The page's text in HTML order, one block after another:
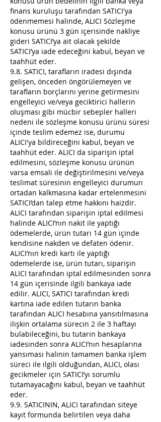
finans kuruluşu tarafından SATICI'ya
ödenmemesi halinde, ALICI Sözleşme
konusu ürünü 3 gün içerisinde nakliye
gideri SATICI’ya ait olacak şekilde
SATICI’ya iade edeceğini kabul, beyan ve
taahhüt eder.
9.8. SATICI, tarafların iradesi dışında
gelişen, önceden öngörülemeyen ve
tarafların borçlarını yerine getirmesini
engelleyici ve/veya geciktirici hallerin
oluşması gibi mücbir sebepler halleri
nedeni ile sözleşme konusu ürünü süresi
içinde teslim edemez ise, durumu
ALICI'ya bildireceğini kabul, beyan ve
taahhüt eder. ALICI da siparişin iptal
edilmesini, sözleşme konusu ürünün
varsa emsali ile değiştirilmesini ve/veya
teslimat süresinin engelleyici durumun
ortadan kalkmasına kadar ertelenmesini
SATICI’dan talep etme hakkını haizdir.
ALICI tarafından siparişin iptal edilmesi
halinde ALICI’nın nakit ile yaptığı
ödemelerde, ürün tutarı 14 gün içinde
kendisine nakden ve defaten ödenir.
ALICI’nın kredi kartı ile yaptığı
ödemelerde ise, ürün tutarı, siparişin
ALICI tarafından iptal edilmesinden sonra
14 gün içerisinde ilgili bankaya iade
edilir. ALICI, SATICI tarafından kredi
kartına iade edilen tutarın banka
tarafından ALICI hesabına yansıtılmasına
ilişkin ortalama sürecin 2 ile 3 haftayı
bulabileceğini, bu tutarın bankaya
iadesinden sonra ALICI’nın hesaplarına
yansıması halinin tamamen banka işlem
süreci ile ilgili olduğundan, ALICI, olası
gecikmeler için SATICI’yı sorumlu
tutamayacağını kabul, beyan ve taahhüt
eder.
9.9. SATICININ, ALICI tarafından siteye
kayıt formunda belirtilen veya daha